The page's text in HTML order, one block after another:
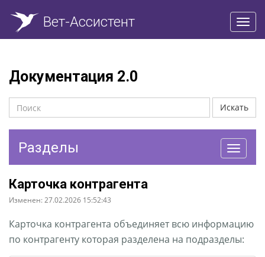
Вет-Ассистент
Документация 2.0
Искать
Разделы
Карточка контрагента
Изменен: 27.02.2026 15:52:43
Карточка контрагента объединяет всю информацию
по контрагенту которая разделена на подразделы: